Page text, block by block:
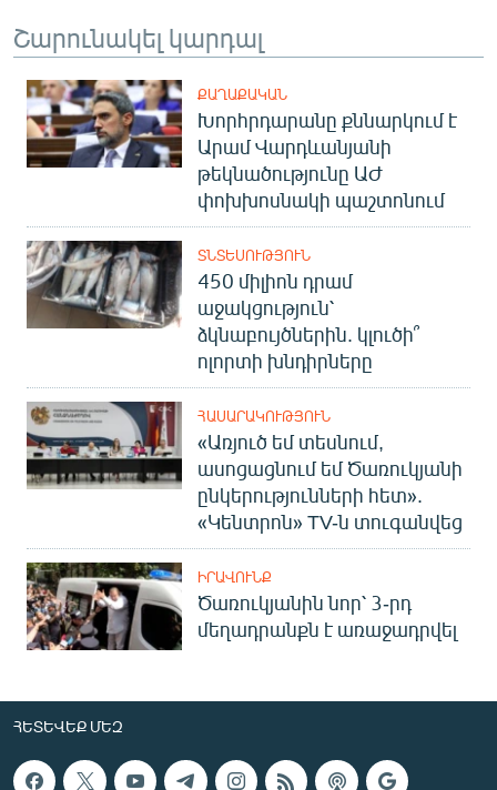
Շարունակել կարդալ
ՔԱՂԱՔԱԿԱՆ
Խորհրդարանը քննարկում է
Արամ Վարդևանյանի
թեկնածությունը ԱԺ
փոխխոսնակի պաշտոնում
ՏՆՏԵՍՈՒԹՅՈՒՆ
450 միլիոն դրամ
աջակցություն՝
ձկնաբույծներին. կլուծի՞
ոլորտի խնդիրները
ՀԱՍԱՐԱԿՈՒԹՅՈՒՆ
«Առյուծ եմ տեսնում,
ասոցացնում եմ Ծառուկյանի
ընկերությունների հետ».
«Կենտրոն» TV-ն տուգանվեց
ԻՐԱՎՈՒՆՔ
Ծառուկյանին նոր՝ 3-րդ
մեղադրանքն է առաջադրվել
ՀԵՏԵՎԵՔ ՄԵԶ